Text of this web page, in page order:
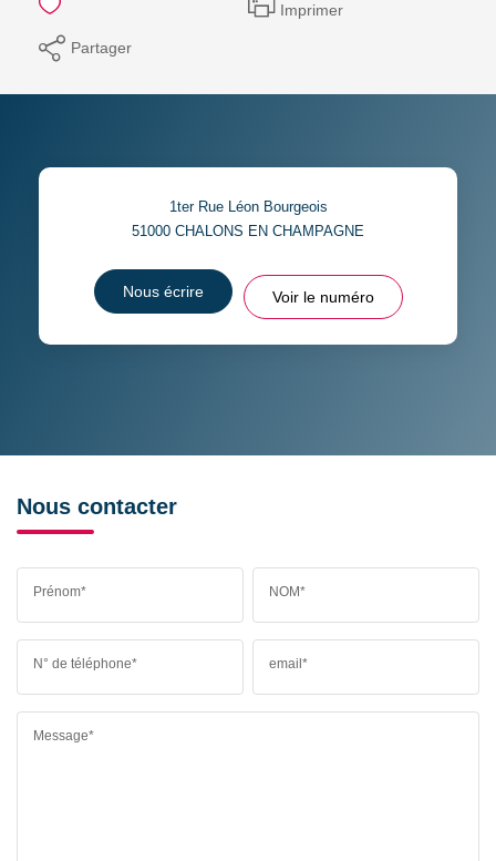
Imprimer
Partager
1ter Rue Léon Bourgeois
51000 CHALONS EN CHAMPAGNE
Nous écrire Voir le numéro
Nous contacter
Prénom* NOM*
N° de téléphone* email*
Message*